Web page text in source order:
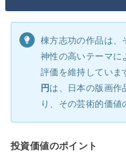
棟方志功の作品は、
神性の高いテーマに
評価を維持していま
円は、日本の版画作
り、その芸術的価値
投資価値のポイント